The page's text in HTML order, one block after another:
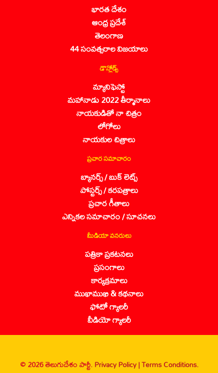
భారత దేశం
ఆంధ్ర ప్రదేశ్
తెలంగాణ
44 సంవత్సరాల విజయాలు
డౌన్లోడ్స్
మ్యానిఫెస్టో
మహానాడు 2022 తీర్మానాలు
నాయకుడితో నా చిత్రం
లోగోలు
నాయకుల చిత్రాలు
ప్రచార సమాచారం
బ్యానర్స్ / బుక్ లెట్స్
పోస్టర్స్ / కరపత్రాలు
ప్రచార గీతాలు
ఎన్నికల సమాచారం / సూచనలు
మీడియా వనరులు
పత్రికా ప్రకటనలు
ప్రసంగాలు
కార్యక్రమాలు
ముఖాముఖి & కథనాలు
ఫోటో గ్యాలరీ
వీడియో గ్యాలరీ
© 2026 తెలుగుదేశం పార్టీ.Privacy Policy |Terms Conditions.